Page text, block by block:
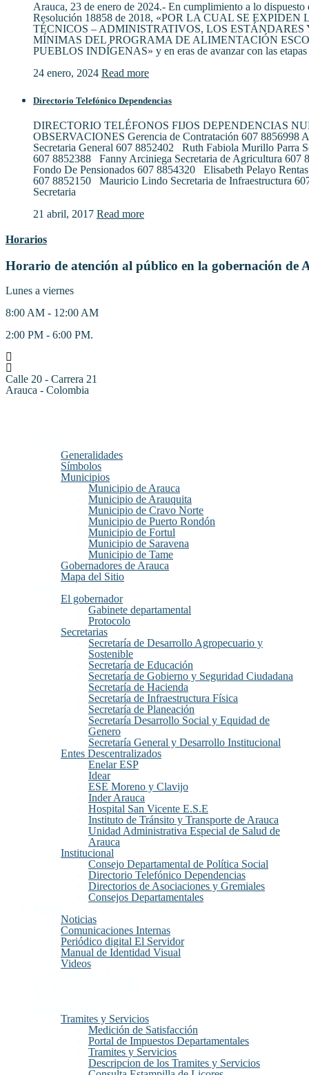
Arauca, 23 de enero de 2024.- En cumplimiento a lo dispuesto
Resolución 18858 de 2018, «POR LA CUAL SE
TÉCNICOS – ADMINISTRATIVOS, LOS ESTÁNDARES
MÍNIMAS DEL PROGRAMA DE ALIMENTACIÓN
PUEBLOS INDÍGENAS» y en eras de avanzar con las etapas
24 enero, 2024 Read more
Directorio Telefónico Dependencias
DIRECTORIO TELÉFONOS FIJOS DEPENDENCIAS
OBSERVACIONES Gerencia de Contratación 607 8856998
Secretaria General 607 8852402 Ruth Fabiola Murillo Parra
607 8852388 Fanny Arciniega Secretaria de Agricultura 607
Fondo De Pensionados 607 8854320 Elisabeth Pelayo
607 8852150 Mauricio Lindo Secretaria de Infraestructura
Secretaria
21 abril, 2017 Read more
Horarios
Horario de atención al público en la gobernación de
Lunes a viernes
8:00 AM - 12:00 AM
2:00 PM - 6:00 PM.
Calle 20 - Carrera 21
Arauca - Colombia
Generalidades
Símbolos
Municipios
Municipio de Arauca
Municipio de Arauquita
Municipio de Cravo Norte
Municipio de Puerto Rondón
Municipio de Fortul
Municipio de Saravena
Municipio de Tame
Gobernadores de Arauca
Mapa del Sitio
El gobernador
Gabinete departamental
Protocolo
Secretarias
Secretaría de Desarrollo Agropecuario y
Sostenible
Secretaría de Educación
Secretaría de Gobierno y Seguridad Ciudadana
Secretaría de Hacienda
Secretaría de Infraestructura Física
Secretaría de Planeación
Secretaría Desarrollo Social y Equidad de
Genero
Secretaría General y Desarrollo Institucional
Entes Descentralizados
Enelar ESP
Idear
ESE Moreno y Clavijo
Inder Arauca
Hospital San Vicente E.S.E
Instituto de Tránsito y Transporte de Arauca
Unidad Administrativa Especial de Salud de
Arauca
Institucional
Consejo Departamental de Política Social
Directorio Telefónico Dependencias
Directorios de Asociaciones y Gremiales
Consejos Departamentales
Noticias
Comunicaciones Internas
Periódico digital El Servidor
Manual de Identidad Visual
Videos
Tramites y Servicios
Medición de Satisfacción
Portal de Impuestos Departamentales
Tramites y Servicios
Descripcion de los Tramites y Servicios